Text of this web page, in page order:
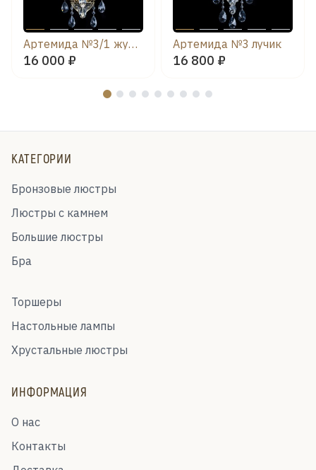
Артемида №3/1 журавлик
16 000 ₽
Артемида №3 лучик
16 800 ₽
КАТЕГОРИИ
Бронзовые люстры
Люстры с камнем
Большие люстры
Бра
Торшеры
Настольные лампы
Хрустальные люстры
ИНФОРМАЦИЯ
О нас
Контакты